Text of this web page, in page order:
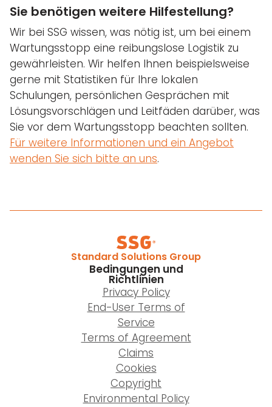
Sie benötigen weitere Hilfestellung?
Wir bei SSG wissen, was nötig ist, um bei einem
Wartungsstopp eine reibungslose Logistik zu
gewährleisten. Wir helfen Ihnen beispielsweise
gerne mit Statistiken für Ihre lokalen
Schulungen, persönlichen Gesprächen mit
Lösungsvorschlägen und Leitfäden darüber, was
Sie vor dem Wartungsstopp beachten sollten.
Für weitere Informationen und ein Angebot
wenden Sie sich bitte an uns.
Standard Solutions Group
Bedingungen und
Richtlinien
Privacy Policy
End-User Terms of
Service
Terms of Agreement
Claims
Cookies
Copyright
Environmental Policy